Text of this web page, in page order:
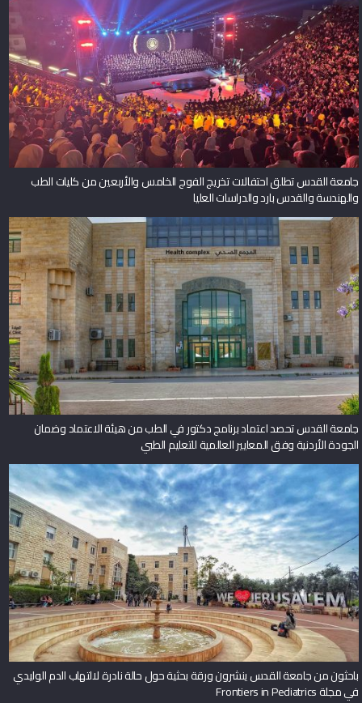
جامعة القدس تطلق احتفالات تخريج الفوج الخامس والأربعين من كليات الطب
والهندسة والقدس بارد والدراسات العليا
جامعة القدس تحصد اعتماد برنامج دكتور في الطب من هيئة الاعتماد وضمان
الجودة الأردنية وفق المعايير العالمية للتعليم الطبي
باحثون من جامعة القدس ينشرون ورقة بحثية حول حالة نادرة لالتهاب الدم الوليدي
في مجلة Frontiers in Pediatrics